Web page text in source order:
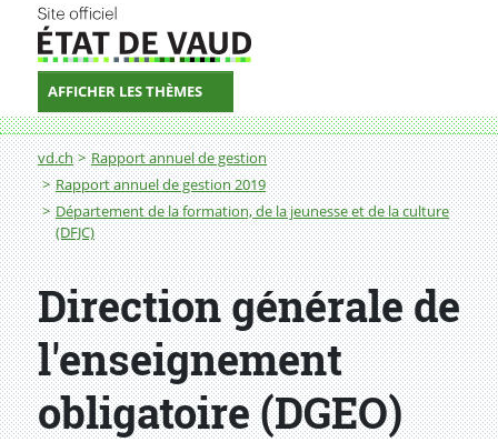
AFFICHER LES THÈMES
Fil d'Ariane
vd.ch
Rapport annuel de gestion
Rapport annuel de gestion 2019
Département de la formation, de la jeunesse et de la culture
(DFJC)
Direction générale de l'enseignement obligatoire
Direction générale de
l'enseignement
obligatoire (DGEO)